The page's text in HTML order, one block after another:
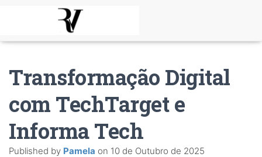
Transformação Digital
com TechTarget e
Informa Tech
Published by Pamela on 10 de Outubro de 2025